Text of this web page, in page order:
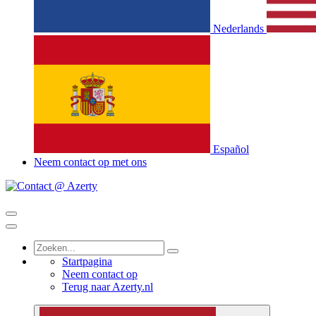
Nederlands
Español
Neem contact op met ons
Startpagina
Neem contact op
Terug naar Azerty.nl